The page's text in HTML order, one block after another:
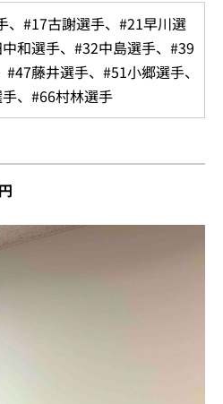
、#17古謝選手、#21早川選
和選手、#32中島選手、#39
藤井選手、#51小郷選手、
、#66村林選手